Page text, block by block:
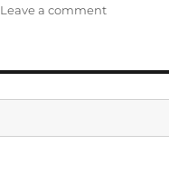
Leave a commenton